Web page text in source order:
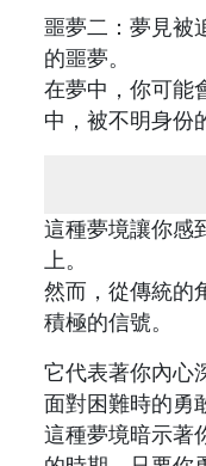
噩夢二：夢見被
的噩夢。
在夢中，你可能
中，被不明身份
這種夢境讓你感
上。
然而，從傳統的
積極的信號。
它代表著你內心
面對困難時的勇
這種夢境暗示著